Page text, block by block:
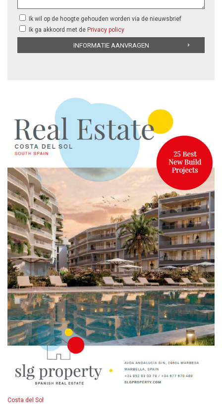
Ik wil op de hoogte gehouden worden via de nieuwsbrief
Ik ga akkoord met de Privacy policy
Costa del Sol